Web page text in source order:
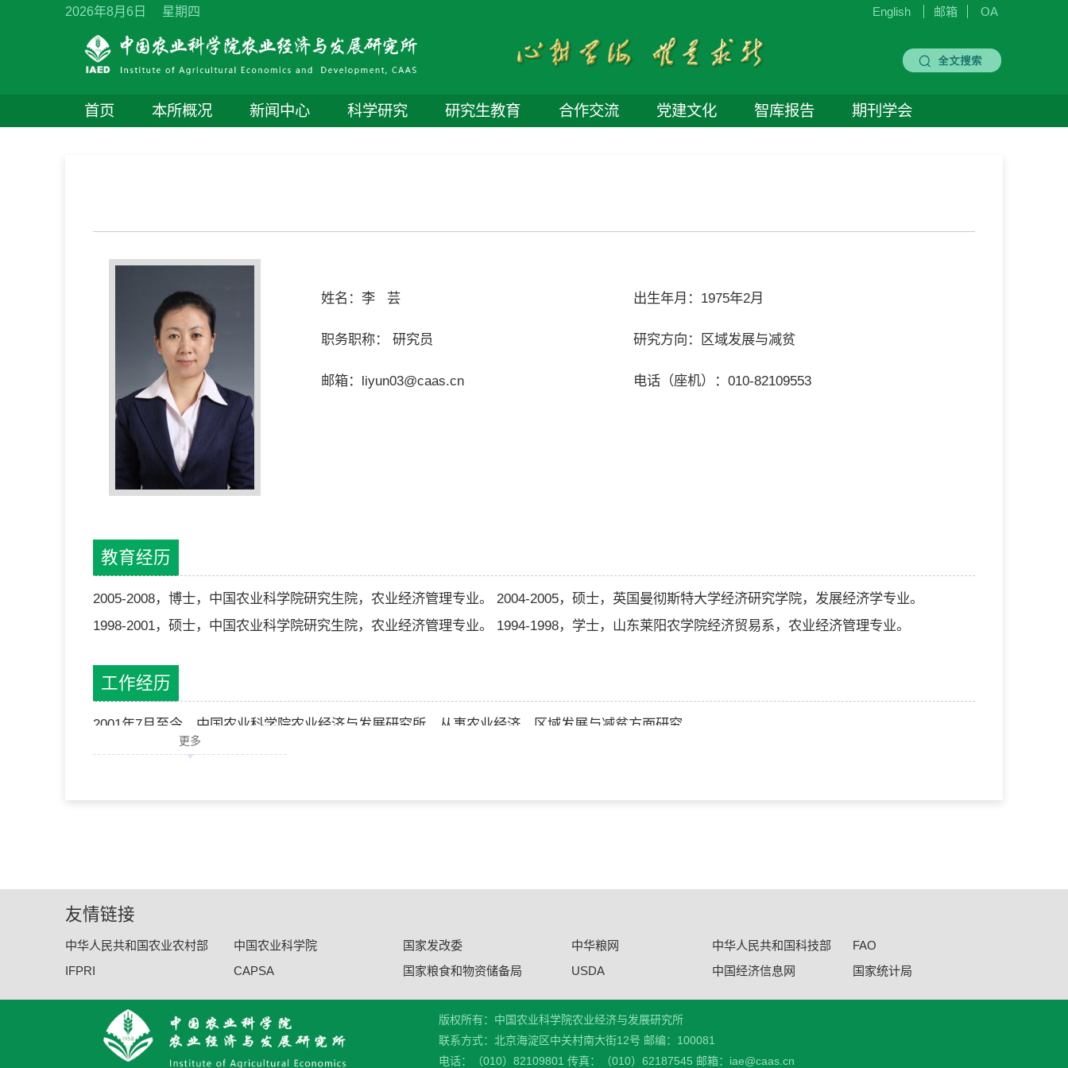
English 邮箱 OA
2026年8月6日 星期四
首页 本所概况 新闻中心 科学研究 研究生教育 合作交流 党建文化 智库报告 期刊学会
姓名：李 芸
职务职称： 研究员
邮箱：liyun03@caas.cn
出生年月：1975年2月
研究方向：区域发展与减贫
电话（座机）：010-82109553
教育经历
2005-2008，博士，中国农业科学院研究生院，农业经济管理专业。 2004-2005，硕士，英国曼彻斯特大学经济研究学院，发展经济学专业。
1998-2001，硕士，中国农业科学院研究生院，农业经济管理专业。 1994-1998，学士，山东莱阳农学院经济贸易系，农业经济管理专业。
工作经历
2001年7月至今，中国农业科学院农业经济与发展研究所，从事农业经济、区域发展与减贫方面研究。
更多
友情链接
中华人民共和国农业农村部 中国农业科学院 国家发改委 中华粮网 中华人民共和国科技部
FAO
IFPRI
CAPSA 国家粮食和物资储备局 USDA 中国经济信息网 国家统计局
版权所有：中国农业科学院农业经济与发展研究所
联系方式：北京海淀区中关村南大街12号 邮编：100081
电话：（010）82109801 传真：（010）62187545 邮箱：iae@caas.cn